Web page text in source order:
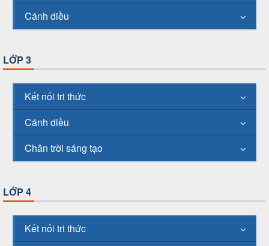
Cánh diều
LỚP 3
Kết nối tri thức
Cánh diều
Chân trời sáng tạo
LỚP 4
Kết nối tri thức